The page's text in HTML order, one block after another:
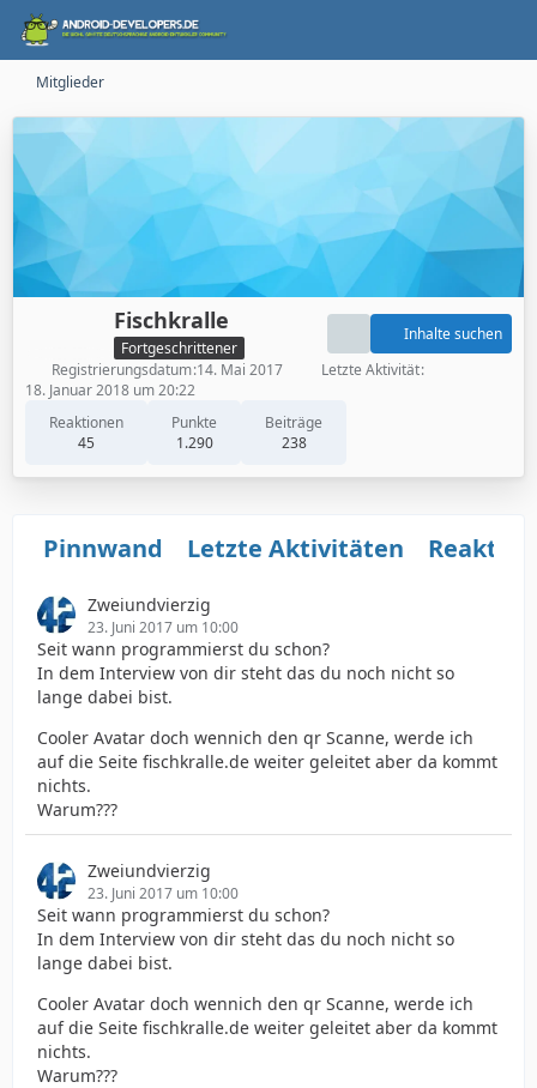
Mitglieder
Fischkralle
Fortgeschrittener
Reaktionen
45
Punkte
1.290
Beiträge
238
Inhalte suchen
Registrierungsdatum 14. Mai 2017
Letzte Aktivität
18. Januar 2018 um 20:22
Pinnwand Letzte Aktivitäten
Zweiundvierzig
23. Juni 2017 um 10:00
Seit wann programmierst du schon?
In dem Interview von dir steht das du noch nicht so
lange dabei bist.
Cooler Avatar doch wennich den qr Scanne, werde ich
auf die Seite fischkralle.de weiter geleitet aber da kommt
nichts.
Warum???
Zweiundvierzig
23. Juni 2017 um 10:00
Seit wann programmierst du schon?
In dem Interview von dir steht das du noch nicht so
lange dabei bist.
Cooler Avatar doch wennich den qr Scanne, werde ich
auf die Seite fischkralle.de weiter geleitet aber da kommt
nichts.
Warum???